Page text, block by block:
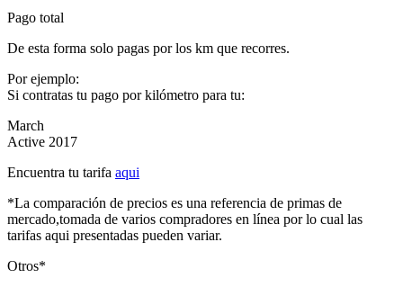
Pago total
De esta forma solo pagas por los km que recorres.
Por ejemplo:
Si contratas tu pago por kilómetro para tu:
March
Active 2017
Encuentra tu tarifa aqui
*La comparación de precios es una referencia de primas de
mercado,tomada de varios compradores en línea por lo cual las
tarifas aqui presentadas pueden variar.
Otros*